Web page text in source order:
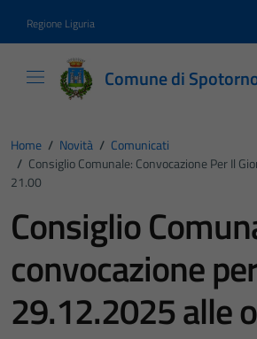
Regione Liguria
Comune di
Home / Novità / Comunicati
/ Consiglio Comunale: Convocazione Per Il
21.00
Consiglio
convocazione
29.12.2025 alle